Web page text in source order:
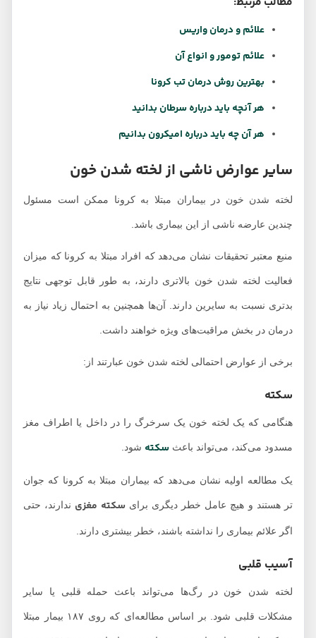
علائم و درمان واریس
علائم تومور و انواع آن
بهترین روش درمان تب کرونا
هر آنچه باید درباره سرطان بدانید
هر آن چه باید درباره امیکرون بدانیم
سایر عوارض ناشی از لخته شدن خون
لخته شدن خون در بیماران مبتلا به کرونا ممکن است مسئول
چندین عارضه ناشی از این بیماری باشد.
منبع معتبر تحقیقات نشان می‌دهد که افراد مبتلا به کرونا که میزان
فعالیت لخته شدن خون بالاتری دارند، به طور قابل توجهی نتایج
بدتری نسبت به سایرین دارند. آن‌ها همچنین به احتمال زیاد نیاز به
درمان در بخش مراقبت‌های ویژه خواهند داشت.
برخی از عوارض احتمالی لخته شدن خون عبارتند از:
سکته
هنگامی که یک لخته خون یک سرخرگ را در داخل یا اطراف مغز
مسدود می‌کند، می‌تواند باعثسکتهشود.
یک مطالعه اولیه نشان می‌دهد که بیماران مبتلا به کرونا که جوان
‌تر هستند و هیچ عامل خطر دیگری برایسکته مغزیندارند، حتی
اگر علائم بیماری را نداشته باشند، خطر بیشتری دارند.
آسیب قلبی
لخته شدن خون در رگ‌ها می‌تواند باعث حمله قلبی یا سایر
مشکلات قلبی شود. بر اساس مطالعه‌ای که روی ۱۸۷ بیمار مبتلا